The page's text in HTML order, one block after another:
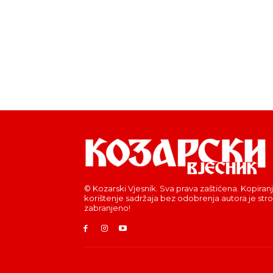
© Kozarski Vjesnik. Sva prava zaštićena.
korištenje sadržaja bez odobrenja autora je
zabranjeno!